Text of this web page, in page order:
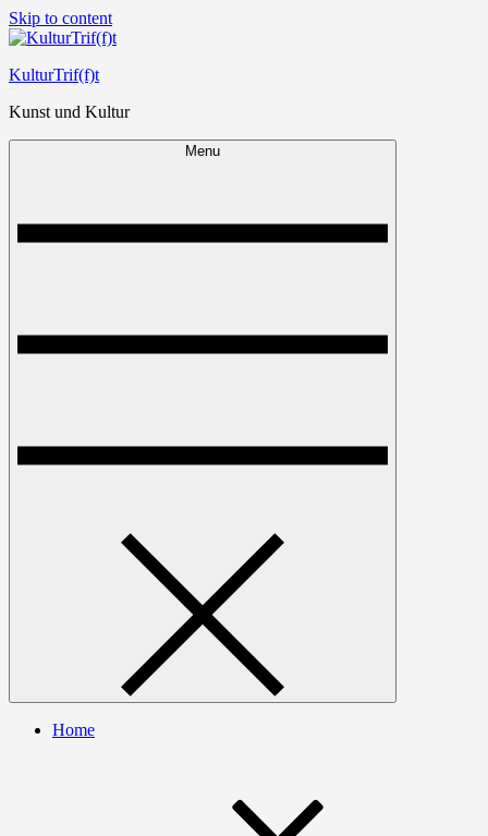
Skip to content
KulturTrif(f)t
Kunst und Kultur
Menu
Home